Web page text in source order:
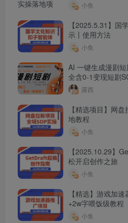
小鱼
【2025.5.31】国
示丨使用方法
小鱼
AI 一键生成漫剧
全含0-1变现短剧
露西
【精选项目】网
地教程
小鱼
【2025.10.29】
松开启创作之旅
小鱼
【精选】游戏加
+2w字喂饭级教程
小鱼